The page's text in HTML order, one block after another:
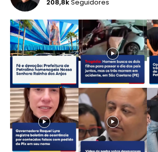
208,8kSeguidores